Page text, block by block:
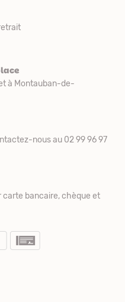
à Montauban-de-
nous au 02 99 96 97
carte bancaire, chèque et